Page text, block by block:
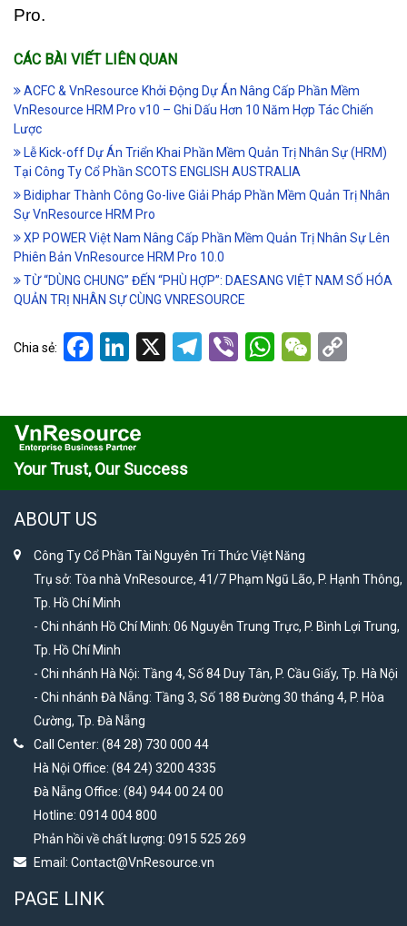
Pro.
CÁC BÀI VIẾT LIÊN QUAN
ACFC & VnResource Khởi Động Dự Án Nâng Cấp Phần Mềm
VnResource HRM Pro v10 – Ghi Dấu Hơn 10 Năm Hợp Tác Chiến
Lược
Lễ Kick-off Dự Án Triển Khai Phần Mềm Quản Trị Nhân Sự (HRM)
Tại Công Ty Cổ Phần SCOTS ENGLISH AUSTRALIA
Bidiphar Thành Công Go-live Giải Pháp Phần Mềm Quản Trị Nhân
Sự VnResource HRM Pro
XP POWER Việt Nam Nâng Cấp Phần Mềm Quản Trị Nhân Sự Lên
Phiên Bản VnResource HRM Pro 10.0
TỪ “DÙNG CHUNG” ĐẾN “PHÙ HỢP”: DAESANG VIỆT NAM SỐ HÓA
QUẢN TRỊ NHÂN SỰ CÙNG VNRESOURCE
Chia sẻ: Facebook
LinkedIn
X Telegram
ViberWhatsApp
Your Trust, Our Success
ABOUT US
Công Ty Cổ Phần Tài Nguyên Tri Thức Việt Năng
Trụ sở: Tòa nhà VnResource, 41/7 Phạm Ngũ Lão, P. Hạnh Thông,
Tp. Hồ Chí Minh
- Chi nhánh Hồ Chí Minh: 06 Nguyễn Trung Trực, P. Bình Lợi Trung,
Tp. Hồ Chí Minh
- Chi nhánh Hà Nội: Tầng 4, Số 84 Duy Tân, P. Cầu Giấy, Tp. Hà Nội
- Chi nhánh Đà Nẵng: Tầng 3, Số 188 Đường 30 tháng 4, P. Hòa
Cường, Tp. Đà Nẵng
Call Center: (84 28) 730 000 44
Hà Nội Office: (84 24) 3200 4335
Đà Nẵng Office: (84) 944 00 24 00
Hotline: 0914 004 800
Phản hồi về chất lượng: 0915 525 269
Email: Contact@VnResource.vn
PAGE LINK